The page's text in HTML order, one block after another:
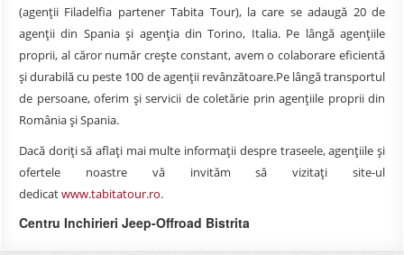
(agenții Filadelfia partener Tabita Tour), la care se adaugă 20 de
agenții din Spania și agenția din Torino, Italia. Pe lângă agențiile
proprii, al căror număr crește constant, avem o colaborare eficientă
și durabilă cu peste 100 de agenții revânzătoare.Pe lângă transportul
de persoane, oferim și servicii de coletărie prin agențiile proprii din
România și Spania.
Dacă doriți să aflați mai multe informații despre traseele, agențiile și
ofertele noastre vă invităm să vizitați site-ul
dedicatwww.tabitatour.ro.
Centru Inchirieri Jeep-Offroad Bistrita